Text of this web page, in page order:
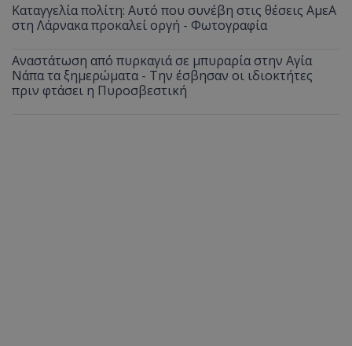
Καταγγελία πολίτη: Αυτό που συνέβη στις θέσεις ΑμεΑ
στη Λάρνακα προκαλεί οργή - Φωτογραφία
Αναστάτωση από πυρκαγιά σε μπυραρία στην Αγία
Νάπα τα ξημερώματα - Την έσβησαν οι ιδιοκτήτες
πριν φτάσει η Πυροσβεστική